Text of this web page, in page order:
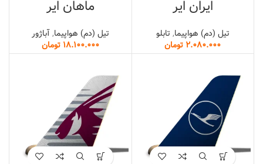
ایران ایر
تیل (دم) هواپیما, تابلو
تومان
ماهان ایر
تیل (دم) هواپیما,آباژور
تومان